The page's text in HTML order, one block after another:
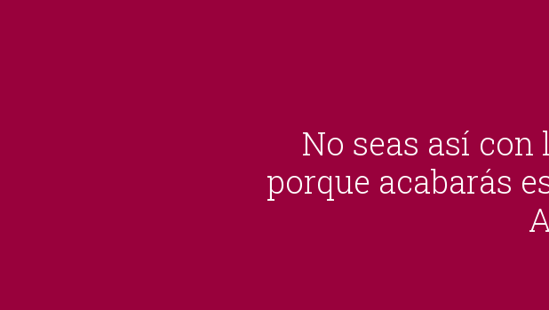
No seas así
porque acabarás